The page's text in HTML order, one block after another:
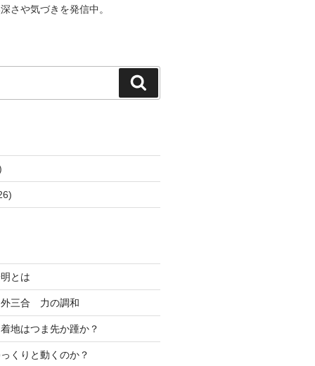
さや気づきを発信中。
索
とは
三合 力の調和
地はつま先か踵か？
くりと動くのか？